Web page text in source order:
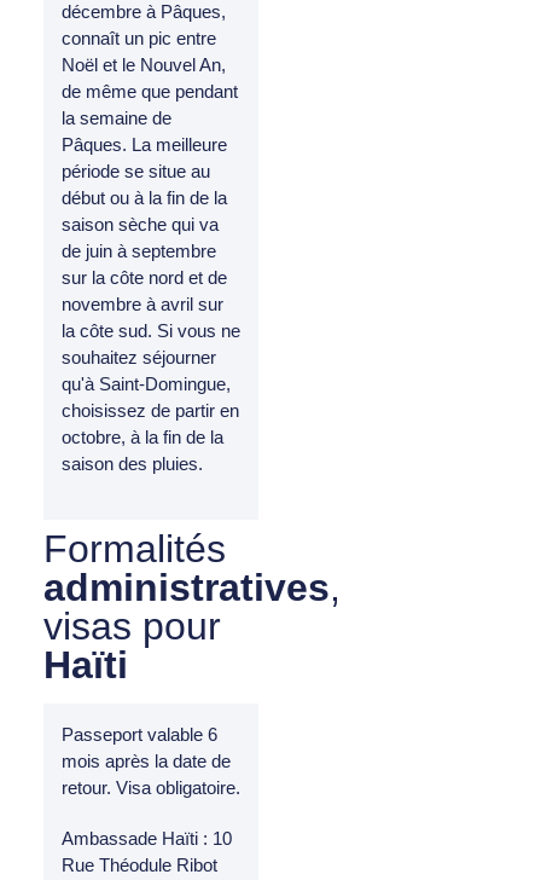
décembre à Pâques,
connaît un pic entre
Noël et le Nouvel An,
de même que pendant
la semaine de
Pâques. La meilleure
période se situe au
début ou à la fin de la
saison sèche qui va
de juin à septembre
sur la côte nord et de
novembre à avril sur
la côte sud. Si vous ne
souhaitez séjourner
qu'à Saint-Domingue,
choisissez de partir en
octobre, à la fin de la
saison des pluies.
Formalités
administratives,
visas pour
Haïti
Passeport valable 6
mois après la date de
retour. Visa obligatoire.
Ambassade Haïti : 10
Rue Théodule Ribot